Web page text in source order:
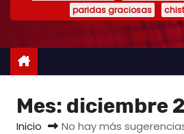
t
paridas graciosas
Mes: diciembre
Inicio No hay más